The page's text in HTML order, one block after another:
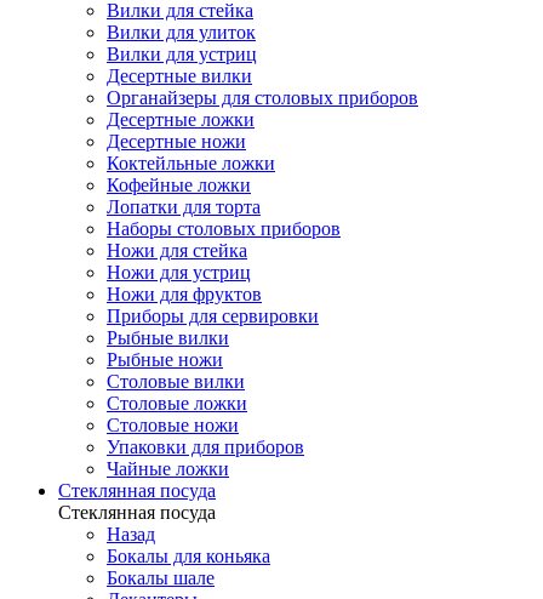
Вилки для стейка
Вилки для улиток
Вилки для устриц
Десертные вилки
Органайзеры для столовых приборов
Десертные ложки
Десертные ножи
Коктейльные ложки
Кофейные ложки
Лопатки для торта
Наборы столовых приборов
Ножи для стейка
Ножи для устриц
Ножи для фруктов
Приборы для сервировки
Рыбные вилки
Рыбные ножи
Столовые вилки
Столовые ложки
Столовые ножи
Упаковки для приборов
Чайные ложки
Стеклянная посуда
Стеклянная посуда
Назад
Бокалы для коньяка
Бокалы шале